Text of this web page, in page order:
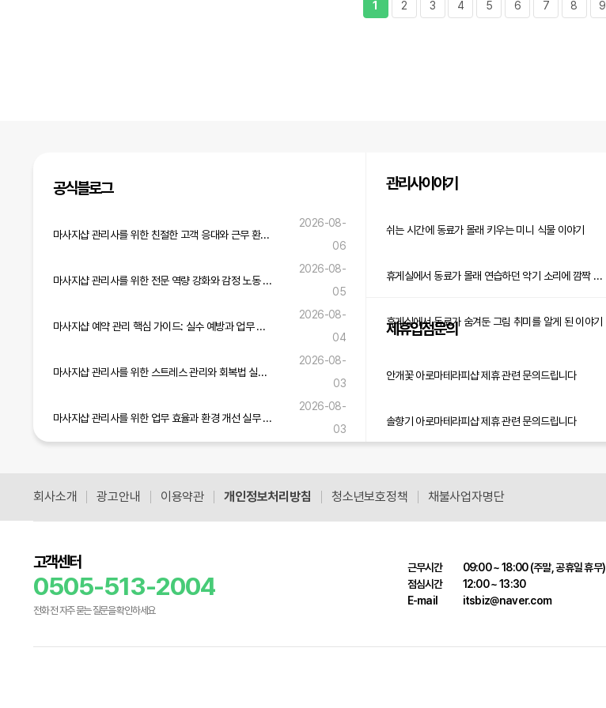
1 2 3 4 5 6 7 8 9
공식블로그
마사지샵 관리사를 위한 친절한 고객 응대와 근무 환경 개선 전략
2026-08-
06
마사지샵 관리사를 위한 전문 역량 강화와 감정 노동 관리 실무 가이드
2026-08-
05
마사지샵 예약 관리 핵심 가이드: 실수 예방과 업무 효율 증진 전략
2026-08-
04
마사지샵 관리사를 위한 스트레스 관리와 회복법 실무 가이드
2026-08-
03
마사지샵 관리사를 위한 업무 효율과 환경 개선 실무 전략
2026-08-
03
공식블로그 더보기
관리사이야기
쉬는 시간에 동료가 몰래 키우는 미니 식물 이야기
휴게실에서 동료가 몰래 연습하던 악기 소리에 깜짝 놀란 이야기
휴게실에서 동료가 숨겨둔 그림 취미를 알게 된 이야기
제휴입점문의
안개꽃 아로마테라피샵 제휴 관련 문의드립니다
솔향기 아로마테라피샵 제휴 관련 문의드립니다
회사소개 광고안내 이용약관 개인정보처리방침 청소년보호정책 채불사업자명단
고객센터
0505-513-2004
전화 전 자주 묻는 질문을 확인하세요
근무시간
09:00 ~ 18:00 (주말, 공휴일 휴무)
점심시간
12:00 ~ 13:30
E-mail
itsbiz@naver.com